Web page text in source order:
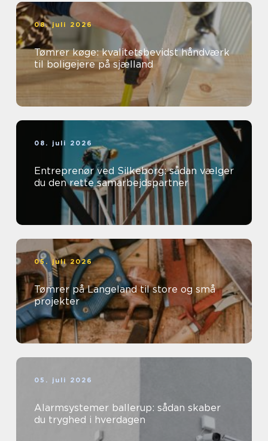
08. juli 2026
Tømrer køge: kvalitetsbevidst håndværk
til boligejere på sjælland
08. juli 2026
Entreprenør ved Silkeborg: sådan vælger
du den rette samarbejdspartner
05. juli 2026
Tømrer på Langeland til store og små
projekter
05. juli 2026
Alarmsystemer ballerup: sådan skaber
du tryghed i hverdagen